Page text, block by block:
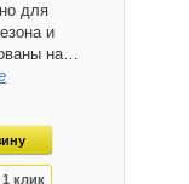
для
и
на…